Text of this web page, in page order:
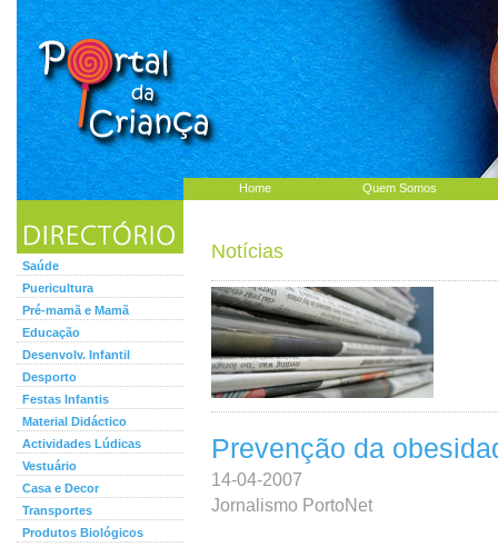
Home Quem Somos
Saúde
Puericultura
Pré-mamã e Mamã
Educação
Desenvolv. Infantil
Desporto
Festas Infantis
Material Didáctico
Actividades Lúdicas
Vestuário
Casa e Decor
Transportes
Produtos Biológicos
Notícias
Prevenção da
14-04-2007
Jornalismo PortoNet